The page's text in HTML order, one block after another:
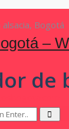
Bogotá
de